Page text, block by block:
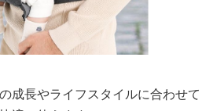
成長やライフスタイルに合わせて